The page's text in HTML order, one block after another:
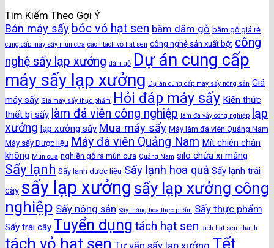
Tìm Kiếm Theo Gợi Ý
Bán máy sấy bóc vỏ hạt sen băm dăm gỗ băm gỗ giá rẻ
cung cấp máy sấy mùn cưa cách tách vỏ hạt sen công nghệ sản xuất bột công
nghệ sấy lạp xưởng dăm gỗ Dự án cung cấp
máy sấy lạp xưởng Dự án cung cấp máy sấy nông sản Giá
máy sấy Giá máy sấy thực phẩm Hỏi đáp máy sấy Kiến thức
thiết bị sấy làm đá viên công nghiệp làm đá vảy công nghiệp
lạp
xưởng lạp xưởng sấy Mua máy sấy Máy làm đá viên Quảng Nam
Máy sấy Dược liệu Máy đá viên Quảng Nam Mít chiên chân
không Mùn cưa nghiền gỗ ra mùn cưa Quảng Nam silo chứa xi măng
Sấy lạnh Sấy lạnh dược liệu Sấy lạnh hoa quả Sấy lạnh trái
cây sấy lạp xưởng sấy lạp xưởng công
nghiệp Sấy nông sản Sấy thăng hoa thực phẩm Sấy thực phẩm
Sấy trái cây Tuyển dụng tách hạt sen tách hạt sen nhanh
tách vỏ hạt sen Tết